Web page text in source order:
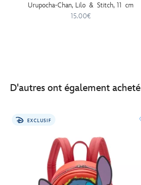
Urupocha-Chan, Lilo & Stitch, 11 cm
15.00€
D'autres ont également acheté
EXCLUSIF